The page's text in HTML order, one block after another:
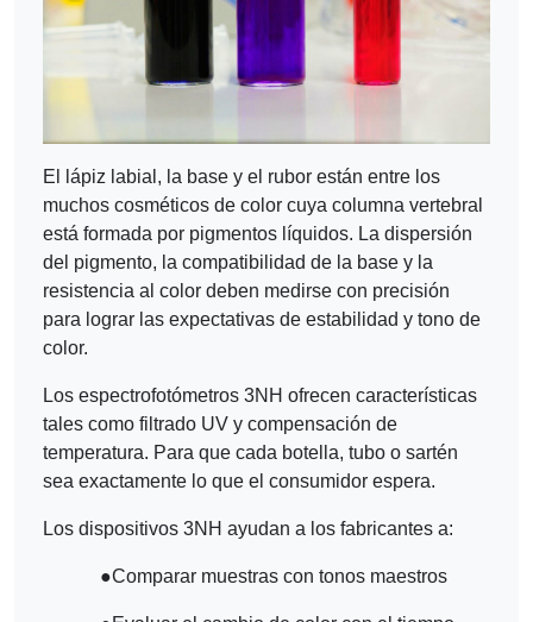
El lápiz labial, la base y el rubor están entre los
muchos cosméticos de color cuya columna vertebral
está formada por pigmentos líquidos. La dispersión
del pigmento, la compatibilidad de la base y la
resistencia al color deben medirse con precisión
para lograr las expectativas de estabilidad y tono de
color.
Los espectrofotómetros 3NH ofrecen características
tales como filtrado UV y compensación de
temperatura. Para que cada botella, tubo o sartén
sea exactamente lo que el consumidor espera.
Los dispositivos 3NH ayudan a los fabricantes a:
●Comparar muestras con tonos maestros